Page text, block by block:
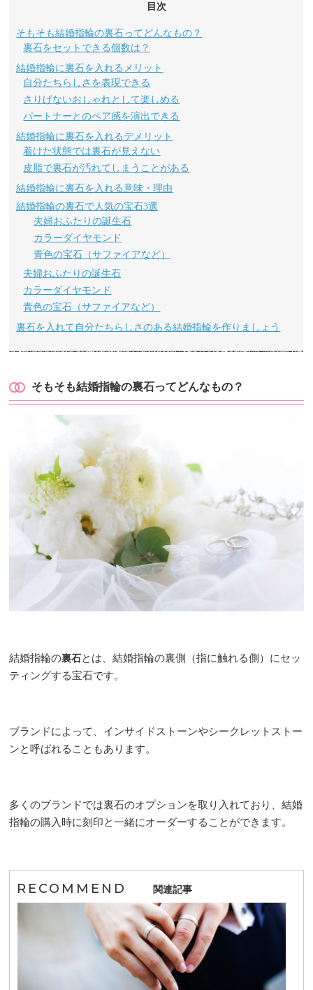
目次
そもそも結婚指輪の裏石ってどんなもの？
裏石をセットできる個数は？
結婚指輪に裏石を入れるメリット
自分たちらしさを表現できる
さりげないおしゃれとして楽しめる
パートナーとのペア感を演出できる
結婚指輪に裏石を入れるデメリット
着けた状態では裏石が見えない
皮脂で裏石が汚れてしまうことがある
結婚指輪に裏石を入れる意味・理由
結婚指輪の裏石で人気の宝石3選
夫婦おふたりの誕生石
カラーダイヤモンド
青色の宝石（サファイアなど）
夫婦おふたりの誕生石
カラーダイヤモンド
青色の宝石（サファイアなど）
裏石を入れて自分たちらしさのある結婚指輪を作りましょう
そもそも結婚指輪の裏石ってどんなもの？
結婚指輪の裏石とは、結婚指輪の裏側（指に触れる側）にセッ
ティングする宝石です。
ブランドによって、インサイドストーンやシークレットストー
ンと呼ばれることもあります。
多くのブランドでは裏石のオプションを取り入れており、結婚
指輪の購入時に刻印と一緒にオーダーすることができます。
RECOMMEND 関連記事